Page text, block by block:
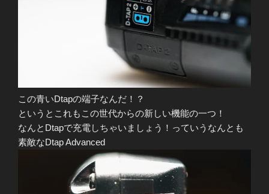
この青いDtapの端子なんだ！？
というとこれもこの世代からの新しい機能の一つ！
なんとDtapで充電しちゃいましょう！っていうなんとも
素敵なDtap Advanced